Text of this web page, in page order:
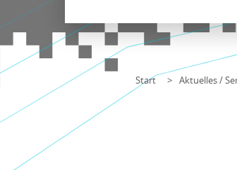
Start Aktuelles /